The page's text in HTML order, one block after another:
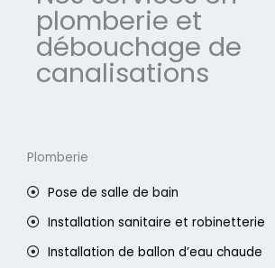
plomberie et
débouchage de
canalisations
Plomberie
Pose de salle de bain
Installation sanitaire et robinetterie
Installation de ballon d’eau chaude